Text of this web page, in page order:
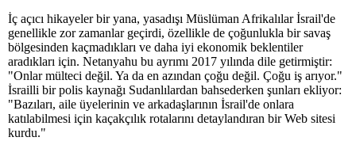
İç açıcı hikayeler bir yana, yasadışı Müslüman Afrikalılar İsrail'de
genellikle zor zamanlar geçirdi, özellikle de çoğunlukla bir savaş
bölgesinden kaçmadıkları ve daha iyi ekonomik beklentiler
aradıkları için. Netanyahu bu ayrımı 2017 yılında dile getirmiştir:
"Onlar mülteci değil. Ya da en azından çoğu değil. Çoğu iş arıyor."
İsrailli bir polis kaynağı Sudanlılardan bahsederken şunları ekliyor:
"Bazıları, aile üyelerinin ve arkadaşlarının İsrail'de onlara
katılabilmesi için kaçakçılık rotalarını detaylandıran bir Web sitesi
kurdu."